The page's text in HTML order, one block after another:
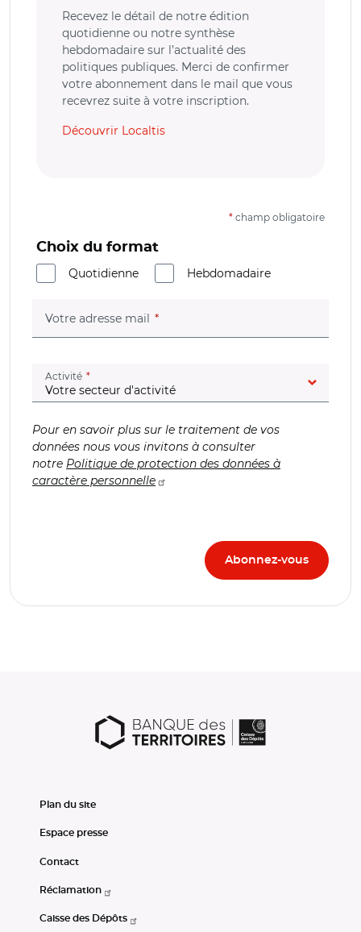
Recevez le détail de notre édition
quotidienne ou notre synthèse
hebdomadaire sur l’actualité des
politiques publiques. Merci de confirmer
votre abonnement dans le mail que vous
recevrez suite à votre inscription.
Découvrir Localtis
* champ obligatoire
Choix du format
Quotidienne
Hebdomadaire
Votre adresse mail (champ obligatoire)
Activité (champ obligatoire)
Pour en savoir plus sur le traitement de vos
données nous vous invitons à consulter
notre Politique de protection des données à
caractère personnelle
Plan du site
Espace presse
Contact
Réclamation
Caisse des Dépôts